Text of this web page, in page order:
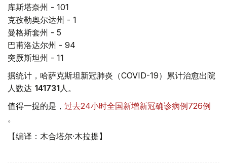
库斯塔奈州 - 101
克孜勒奥尔达州 - 1
曼格斯套州 - 5
巴甫洛达尔州 - 94
突厥斯坦州 - 11
据统计，哈萨克斯坦新冠肺炎（COVID-19）累计治愈出院
人数达 141731 人。
值得一提的是， 过去24小时全国新增新冠确诊病例726例
。
【编译：木合塔尔·木拉提】